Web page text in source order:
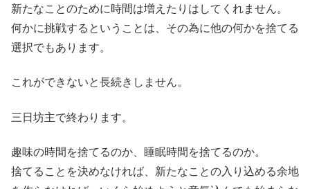
新たなことのために時間は増えたりはしてくれません。
何かに挑戦するということは、その為に他の何かを捨てる
選択でもあります。
これができないと長続きしません。
三日坊主で終わります。
趣味の時間を捨てるのか、睡眠時間を捨てるのか。
捨てることを決めなければ、新たなことの入り込める余地